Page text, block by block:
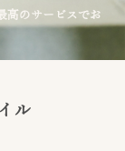
高のサービスでお
ル